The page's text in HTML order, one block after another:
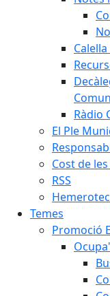
Ràdio
El Ple
Cost de
RSS
Temes
Promoció